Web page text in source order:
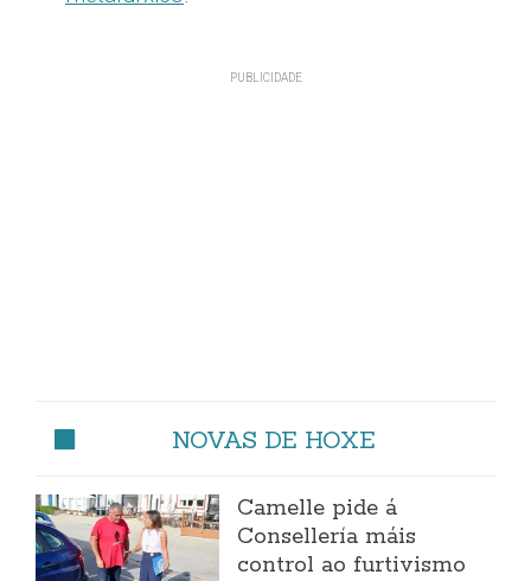
NOVAS DE HOXE
Camelle pide á
Consellería máis
control ao furtivismo